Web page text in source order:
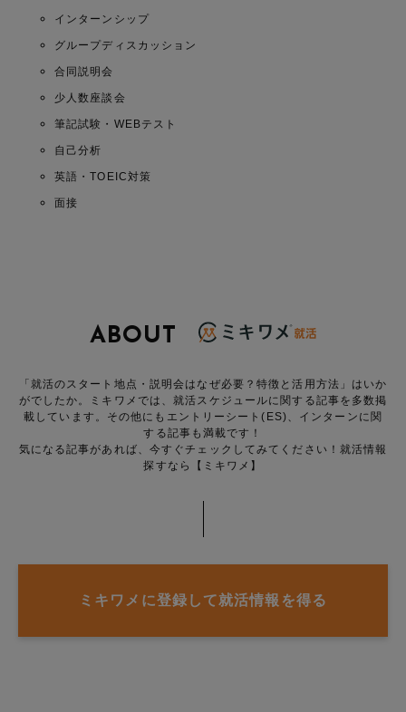
インターンシップ
グループディスカッション
合同説明会
少人数座談会
筆記試験・WEBテスト
自己分析
英語・TOEIC対策
面接
ABOUT
「就活のスタート地点・説明会はなぜ必要？特徴と活用方法」はいか
がでしたか。ミキワメでは、就活スケジュールに関する記事を多数掲
載しています。その他にもエントリーシート(ES)、インターンに関
する記事も満載です！
気になる記事があれば、今すぐチェックしてみてください！就活情報
探すなら【ミキワメ】
ミキワメに登録して就活情報を得る